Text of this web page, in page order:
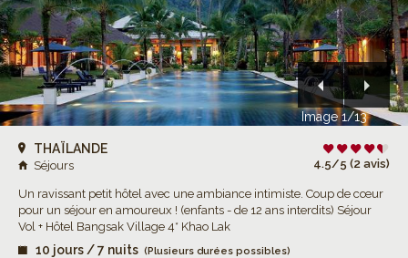
Image 1/13
THAÏLANDE
Séjours 4.5/5 (2 avis)
Un ravissant petit hôtel avec une ambiance intimiste. Coup de cœur
pour un séjour en amoureux ! (enfants - de 12 ans interdits) Séjour
Vol + Hôtel Bangsak Village 4* Khao Lak
10 jours / 7 nuits (Plusieurs durées possibles)